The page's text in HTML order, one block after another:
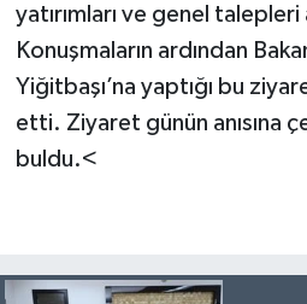
yatırımları ve genel talepleri
Konuşmaların ardından
Yiğitbaşı’na yaptığı bu
etti. Ziyaret günün anısına
buldu.<